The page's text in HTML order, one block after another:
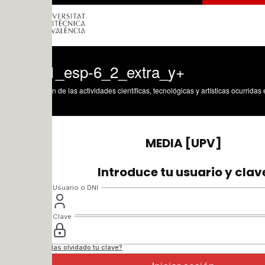
6_2_extra_y+
de las actividades científicas, tecnológicas y artísticas ocurridas en los tres